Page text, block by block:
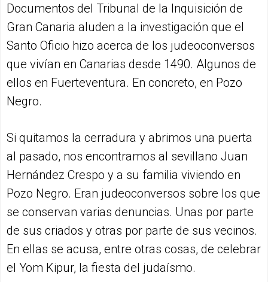
Documentos del Tribunal de la Inquisición de
Gran Canaria aluden a la investigación que el
Santo Oficio hizo acerca de los judeoconversos
que vivían en Canarias desde 1490. Algunos de
ellos en Fuerteventura. En concreto, en Pozo
Negro.
Si quitamos la cerradura y abrimos una puerta
al pasado, nos encontramos al sevillano Juan
Hernández Crespo y a su familia viviendo en
Pozo Negro. Eran judeoconversos sobre los que
se conservan varias denuncias. Unas por parte
de sus criados y otras por parte de sus vecinos.
En ellas se acusa, entre otras cosas, de celebrar
el Yom Kipur, la fiesta del judaísmo.